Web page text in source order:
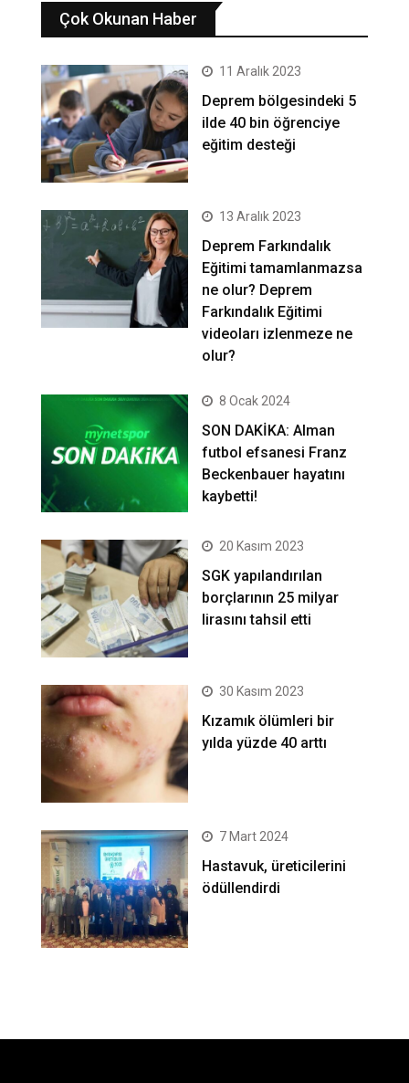
Çok Okunan Haber
11 Aralık 2023
Deprem bölgesindeki 5
ilde 40 bin öğrenciye
eğitim desteği
13 Aralık 2023
Deprem Farkındalık
Eğitimi tamamlanmazsa
ne olur? Deprem
Farkındalık Eğitimi
videoları izlenmeze ne
olur?
8 Ocak 2024
SON DAKİKA: Alman
futbol efsanesi Franz
Beckenbauer hayatını
kaybetti!
20 Kasım 2023
SGK yapılandırılan
borçlarının 25 milyar
lirasını tahsil etti
30 Kasım 2023
Kızamık ölümleri bir
yılda yüzde 40 arttı
7 Mart 2024
Hastavuk, üreticilerini
ödüllendirdi